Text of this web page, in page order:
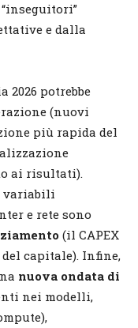
e dalla
2026 potrebbe
(nuovi
più rapida del
ai risultati).
variabili
e rete sono
(il CAPEX
del capitale). Infine,
nuova ondata di
nei modelli,